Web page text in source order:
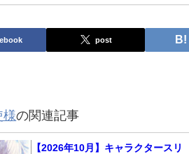
post
様の関連記事
【2026年10月】キャラクタースリ